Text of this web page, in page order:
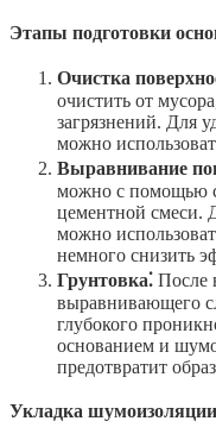
Этапы подготовки
Очистка
очистить от
загрязнений. Для
можно
Выравнивание
можно с помощью
цементной смеси.
можно
немного снизить
Грунтовка⁚ После
выравнивающего
глубокого
основанием и
предотвратит
Укладка